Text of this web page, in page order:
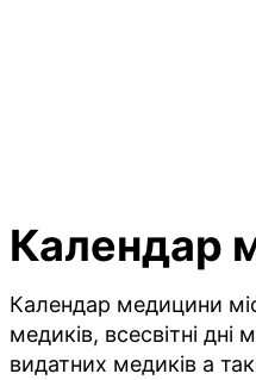
Календар
Календар медицини
медиків, всесвітні
видатних медиків а